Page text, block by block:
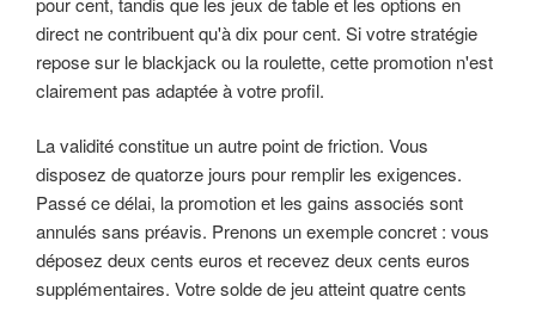
direct ne contribuent qu'à dix pour cent. Si votre stratégie
repose sur le blackjack ou la roulette, cette promotion n'est
clairement pas adaptée à votre profil.
La validité constitue un autre point de friction. Vous
disposez de quatorze jours pour remplir les exigences.
Passé ce délai, la promotion et les gains associés sont
annulés sans préavis. Prenons un exemple concret : vous
déposez deux cents euros et recevez deux cents euros
supplémentaires. Votre solde de jeu atteint quatre cents